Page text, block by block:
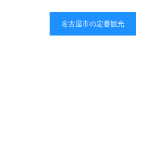
名古屋市の定番観光